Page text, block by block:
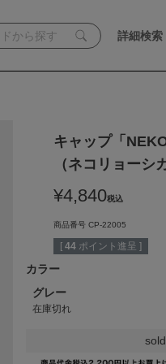
詳細検索
キャップ「
（ネコリョーシ
¥4,840税込
商品番号 CP-22005
[ 44 ポイント進呈 ]
カラー
グレー
在庫切れ